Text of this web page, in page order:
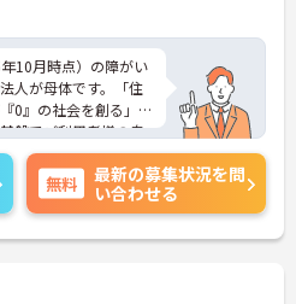
10月時点）の障がい
人が母体です。「住
0』の社会を創る」
盤でご利用者様の自
らの勤務が可能で、W
しており、ご自身の
代まで幅広い世代が
でも安心してスター
丁寧にサポートしま
張りが評価される環
・育休制度も整って
無料
最新の募集状況を問
い合わせる